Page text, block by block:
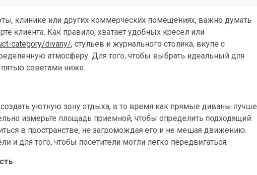
клинике или других коммерческих помещениях, важно думать
клиента. Как правило, хватает удобных кресел или
category/divany/, стульев и журнального столика, вкупе с
атмосферу. Для того, чтобы выбрать идеальный для
советами ниже.
уютную зону отдыха, в то время как прямые диваны лучше
измерьте площадь приемной, чтобы определить подходящий
в пространстве, не загромождая его и не мешая движению.
и для того, чтобы посетители могли легко передвигаться.